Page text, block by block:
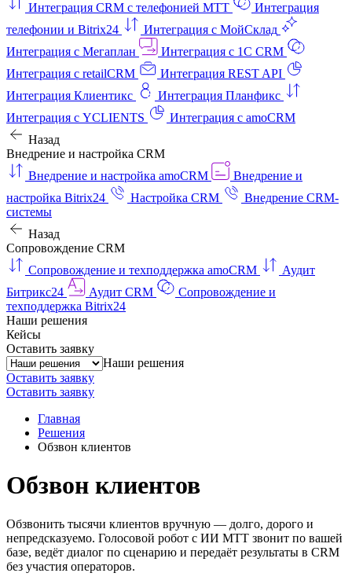
Интеграция CRM с телефонией МТТ
Интеграция
телефонии и Bitrix24
Интеграция с МойСклад
Интеграция с Мегаплан
Интеграция с 1C CRM
Интеграция с retailCRM
Интеграция REST API
Интеграция Клиентикс
Интеграция Планфикс
Интеграция с YCLIENTS
Интеграция с amoCRM
Назад
Внедрение и настройка CRM
Внедрение и настройка amoCRM
Внедрение и
настройка Bitrix24
Настройка CRM
Внедрение CRM-
системы
Назад
Сопровождение CRM
Сопровождение и техподдержка amoCRM
Аудит
Битрикс24
Аудит CRM
Сопровождение и
техподдержка Bitrix24
Наши решения
Кейсы
Оставить заявку
Наши решения
Оставить заявку
Оставить заявку
Главная
Решения
Обзвон клиентов
Обзвон клиентов
Обзвонить тысячи клиентов вручную — долго, дорого и
непредсказуемо. Голосовой робот с ИИ МТТ звонит по вашей
базе, ведёт диалог по сценарию и передаёт результаты в CRM
без участия операторов.